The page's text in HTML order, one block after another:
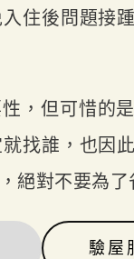
住後問題接
，但可惜的
找誰，也因
絕對不要為
驗屋